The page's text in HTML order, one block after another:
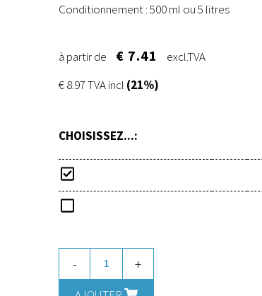
Conditionnement : 500 ml ou 5 litres
à partir de € 7.41
excl.TVA
€ 8.97 TVA incl (21%)
CHOISISSEZ...:
- +